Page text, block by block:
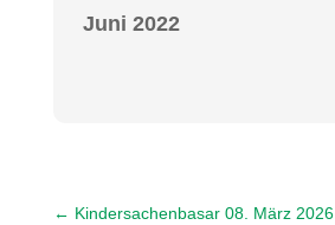
Juni 2022
← Kindersachenbasar 08. März 2026